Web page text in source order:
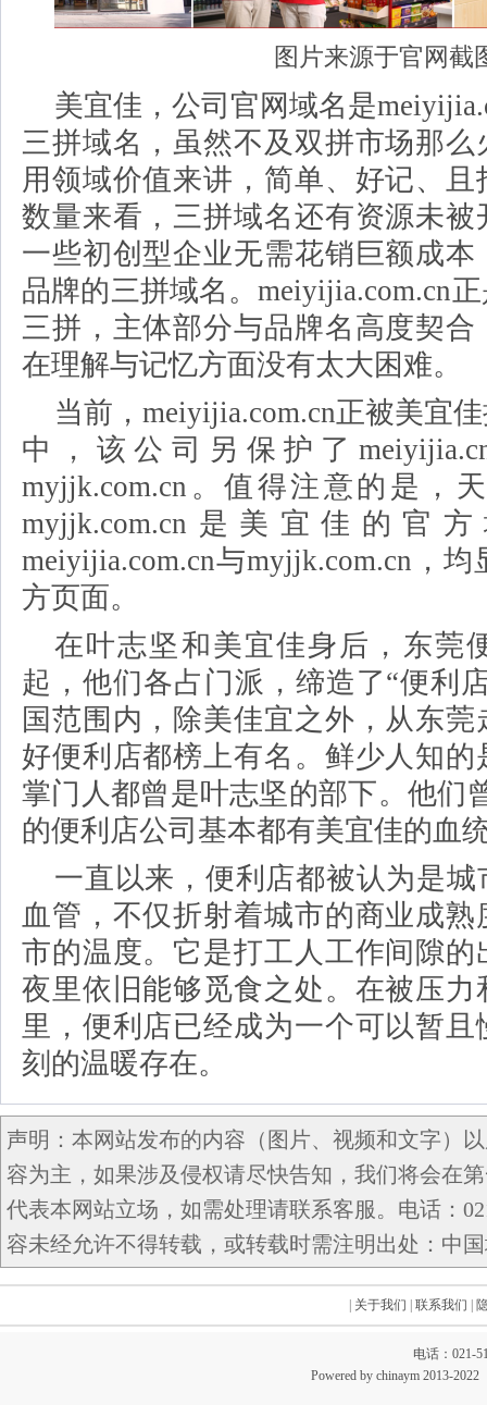
图片来源于官网截
美宜佳，公司官网域名是
三拼域名，虽然不及双拼市场那
用领域价值来讲，简单、好记、
数量来看，三拼域名还有资源未被
一些初创型企业无需花销巨额成
品牌的三拼域名。meiyijia.com.cn
三拼，主体部分与品牌名高度契
在理解与记忆方面没有太大困难。
当前， meiyijia.com.cn正被美宜
中，该公司另保护了
myjjk.com.cn。值得注意的是，
myjjk.com.cn是美宜佳的官
meiyijia.com.cn与myjjk.com.cn，
方页面。
在叶志坚和美宜佳身后，东莞
起，他们各占门派，缔造了“便利
国范围内，除美佳宜之外，从东
好便利店都榜上有名。鲜少人知
掌门人都曾是叶志坚的部下。他们
的便利店公司基本都有美宜佳的血
一直以来，便利店都被认为是
血管，不仅折射着城市的商业成
市的温度。它是打工人工作间隙的
夜里依旧能够觅食之处。在被压力
里，便利店已经成为一个可以暂
刻的温暖存在。
声明：本网站发布的内容（图片、视频和文字）
容为主，如果涉及侵权请尽快告知，我们将会在
代表本网站立场，如需处理请联系客服。电话：
容未经允许不得转载，或转载时需注明出处：中国
关于我们 联系我们
电话：021-
Powered by chinaym 2013-